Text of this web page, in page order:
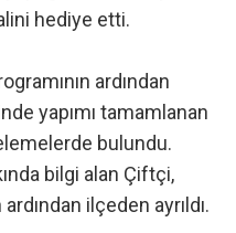
hediye etti.
ardından
yapımı tamamlanan
bulundu.
bilgi alan Çiftçi,
ilçeden ayrıldı.